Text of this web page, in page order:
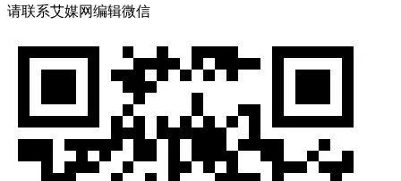
请联系艾媒网编辑微信